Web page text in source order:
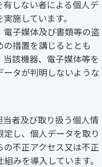
しない者による個人デ
施しています。
子媒体及び書類等の盗
措置を講じるととも
該機器、電子媒体等を
タが判明しないような
者及び取り扱う個人情
し、個人データを取り
不正アクセス又は不正
みを導入しています。